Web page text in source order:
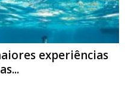
experiências